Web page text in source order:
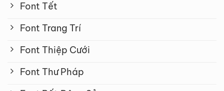
Font Tết
Font Trang Trí
Font Thiệp Cưới
Font Thư Pháp